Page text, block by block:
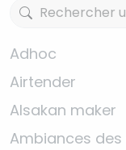
Adhoc
Airtender
Alsakan maker
Ambiances des